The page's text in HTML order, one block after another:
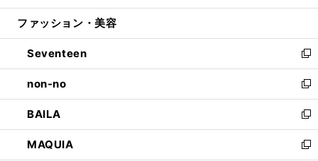
開
ウ
開
く
ン
ウ
で
開
く
ウ
ン
ド
ウ
で
開
く
ファッション・美容
Seventeen
新
し
い
ウ
ィ
ン
ド
non-no
新
し
い
ウ
ィ
BAILA
新
し
い
MAQUIA
新